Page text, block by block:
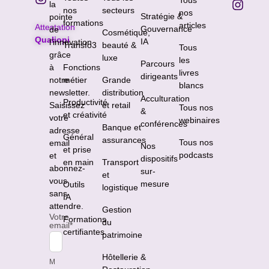
Attestation
Qualiopi
la
pointe
de
l’innovation
grâce
à
notre
newsletter.
Saisissez
votre
adresse
email
et
abonnez-
vous
sans
attendre.
Votre
email*
M
nos
formations
Transfo3
Fonctions
métier
Productivité
et créativité
Général
et prise
en main
Outils
IA
Formations
certifiantes
secteurs
Cosmétique,
beauté &
luxe
Grande
distribution
et retail
Banque et
assurances
Transport
et
logistique
Gestion
du
patrimoine
Hôtellerie &
Stratégie &
Gouvernance
IA
Parcours
dirigeants
Acculturation
&
conférences
Nos
dispositifs
sur-
mesure
nos
articles
Tous
les
livres
blancs
Tous nos
webinaires
Tous nos
podcasts